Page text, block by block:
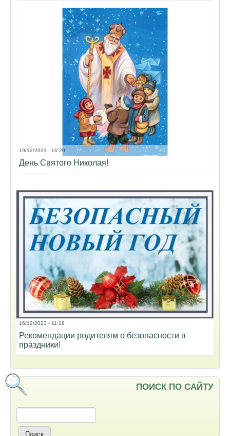
19/12/2023 - 16:20
День Святого Николая!
16/12/2023 - 11:18
Рекомендации родителям о безопасности в
праздники!
ПОИСК ПО САЙТУ
Поиск